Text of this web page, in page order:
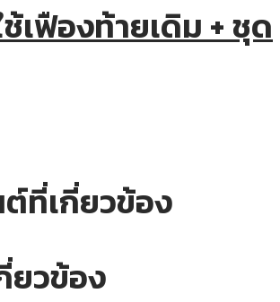
เฟืองท้ายเดิม + ชุด
ที่เกี่ยวข้อง
ยวข้อง